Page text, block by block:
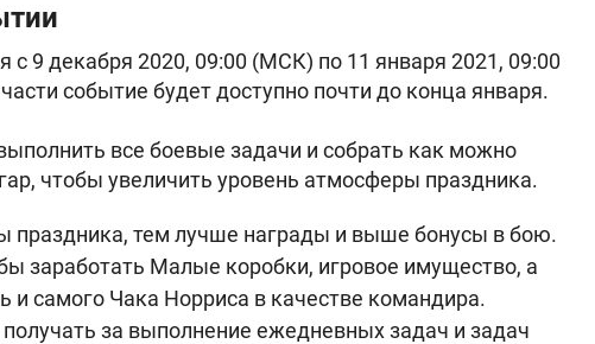
с 9 декабря 2020, 09:00 (МСК) по 11 января 2021, 09:00
событие будет доступно почти до конца января.
все боевые задачи и собрать как можно
чтобы увеличить уровень атмосферы праздника.
тем лучше награды и выше бонусы в бою.
заработать Малые коробки, игровое имущество, а
и самого Чака Норриса в качестве командира.
за выполнение ежедневных задач и задач